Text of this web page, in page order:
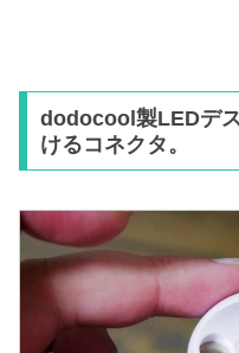
dodocool製LEDデ
けるコネクタ。